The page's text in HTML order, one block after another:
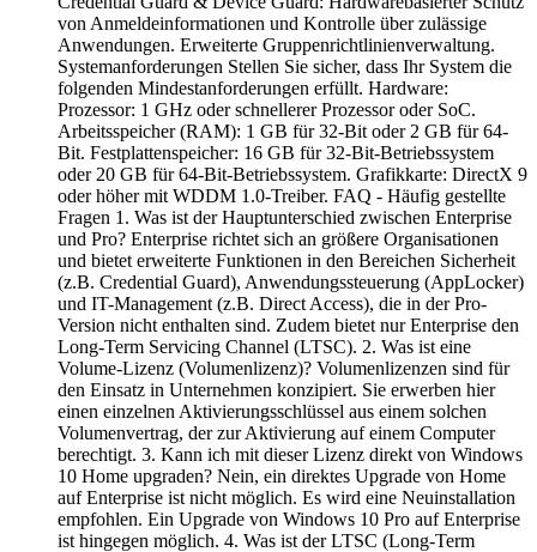
von Anmeldeinformationen und Kontrolle über zulässige
Anwendungen. Erweiterte Gruppenrichtlinienverwaltung.
Systemanforderungen Stellen Sie sicher, dass Ihr System die
folgenden Mindestanforderungen erfüllt. Hardware:
Prozessor: 1 GHz oder schnellerer Prozessor oder SoC.
Arbeitsspeicher (RAM): 1 GB für 32-Bit oder 2 GB für 64-
Bit. Festplattenspeicher: 16 GB für 32-Bit-Betriebssystem
oder 20 GB für 64-Bit-Betriebssystem. Grafikkarte: DirectX 9
oder höher mit WDDM 1.0-Treiber. FAQ - Häufig gestellte
Fragen 1. Was ist der Hauptunterschied zwischen Enterprise
und Pro? Enterprise richtet sich an größere Organisationen
und bietet erweiterte Funktionen in den Bereichen Sicherheit
(z.B. Credential Guard), Anwendungssteuerung (AppLocker)
und IT-Management (z.B. Direct Access), die in der Pro-
Version nicht enthalten sind. Zudem bietet nur Enterprise den
Long-Term Servicing Channel (LTSC). 2. Was ist eine
Volume-Lizenz (Volumenlizenz)? Volumenlizenzen sind für
den Einsatz in Unternehmen konzipiert. Sie erwerben hier
einen einzelnen Aktivierungsschlüssel aus einem solchen
Volumenvertrag, der zur Aktivierung auf einem Computer
berechtigt. 3. Kann ich mit dieser Lizenz direkt von Windows
10 Home upgraden? Nein, ein direktes Upgrade von Home
auf Enterprise ist nicht möglich. Es wird eine Neuinstallation
empfohlen. Ein Upgrade von Windows 10 Pro auf Enterprise
ist hingegen möglich. 4. Was ist der LTSC (Long-Term